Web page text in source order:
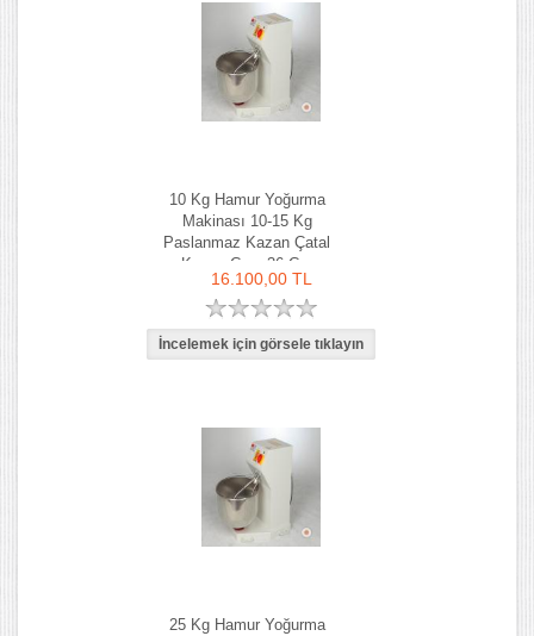
10 Kg Hamur Yoğurma
Makinası 10-15 Kg
Paslanmaz Kazan Çatal
Kazan Çapı 36 Cm
16.100,00 TL
25 Kg Hamur Yoğurma